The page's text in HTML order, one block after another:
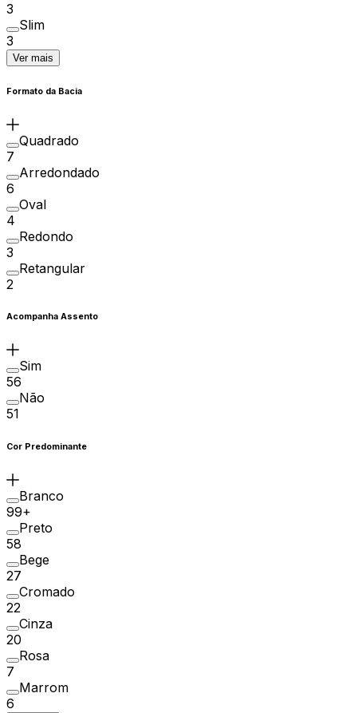
3
Slim
3
Ver mais
Formato da Bacia
Quadrado
7
Arredondado
6
Oval
4
Redondo
3
Retangular
2
Acompanha Assento
Sim
56
Não
51
Cor Predominante
Branco
99+
Preto
58
Bege
27
Cromado
22
Cinza
20
Rosa
7
Marrom
6